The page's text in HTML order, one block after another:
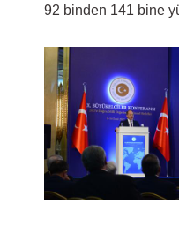
92 binden 141 bine